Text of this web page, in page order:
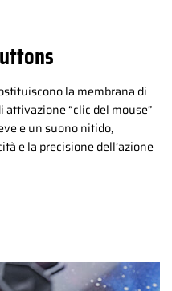
la membrana di
“clic del mouse”
e un suono nitido,
e la precisione dell’azione